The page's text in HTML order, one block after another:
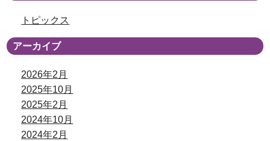
トピックス
アーカイブ
2026年2月
2025年10月
2025年2月
2024年10月
2024年2月